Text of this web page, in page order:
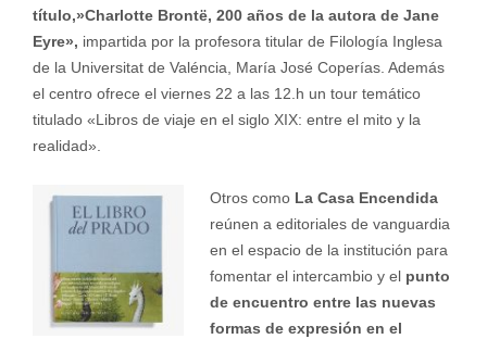
título,»Charlotte Brontë, 200 años de la autora de Jane
Eyre», impartida por la profesora titular de Filología Inglesa
de la Universitat de Valéncia, María José Coperías. Además
el centro ofrece el viernes 22 a las 12.h un tour temático
titulado «Libros de viaje en el siglo XIX: entre el mito y la
realidad».
Otros comoLa Casa Encendida
reúnen a editoriales de vanguardia
en el espacio de la institución para
fomentar el intercambio y elpunto
de encuentro entre las nuevas
formas de expresión en el